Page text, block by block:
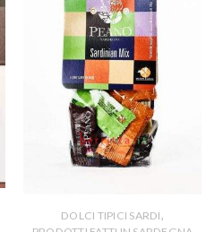
DOLCI TIPICI SARDI,